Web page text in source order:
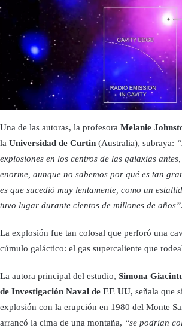
Una de las autoras, la profesora Melanie
la Universidad de Curtin (Australia), subraya:
explosiones en los centros de las galaxias
enorme, aunque no sabemos por qué es tan
es que sucedió muy lentamente, como un
tuvo lugar durante cientos de millones de años”.
La explosión fue tan colosal que perforó una
cúmulo galáctico: el gas supercaliente que
La autora principal del estudio, Simona
de Investigación Naval de EE UU, señala que
explosión con la erupción en 1980 del Monte
arrancó la cima de una montaña, “se podrían